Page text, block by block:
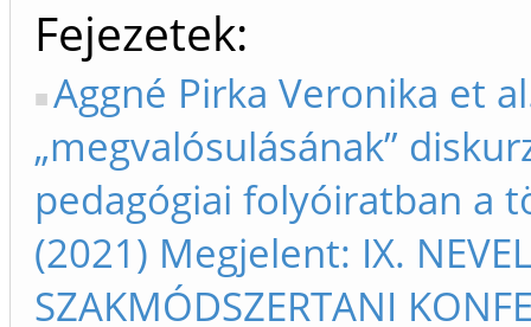
Fejezetek
Aggné Pirka Veronika et
„megvalósulásának”
pedagógiai folyóiratban a
(2021) Megjelent: IX.
SZAKMÓDSZERTANI